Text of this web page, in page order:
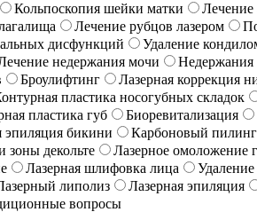
Кольпоскопия шейки матки
Лечение
Лечение рубцов лазером
дисфункций Удаление
недержания мочи Недержания
Броулифтинг Лазерная коррекция
пластика носогубных складок
пластика губ Биоревитализация
эпиляция бикини Карбоновый пилинг
декольте Лазерное омоложение
Лазерная шлифовка лица
липолиз Лазерная эпиляция
вопросы